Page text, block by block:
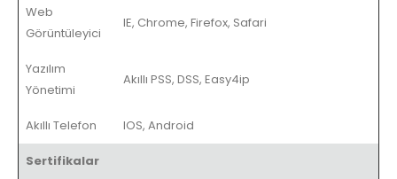
Web
Görüntüleyici
IE, Chrome, Firefox, Safari
Yazılım
Yönetimi
Akıllı PSS, DSS, Easy4ip
Akıllı Telefon IOS, Android
Sertifikalar